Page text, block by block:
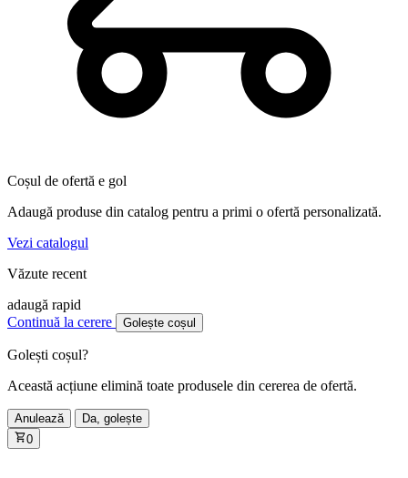
Coșul de ofertă e gol
Adaugă produse din catalog pentru a primi o ofertă personalizată.
Vezi catalogul
Văzute recent
adaugă rapid
Continuă la cerere
Golește coșul
Golești coșul?
Această acțiune elimină toate produsele din cererea de ofertă.
Anulează
Da, golește
0